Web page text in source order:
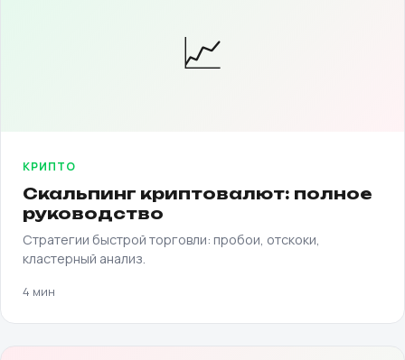
📈
КРИПТО
Скальпинг криптовалют: полное
руководство
Стратегии быстрой торговли: пробои, отскоки,
кластерный анализ.
4 мин